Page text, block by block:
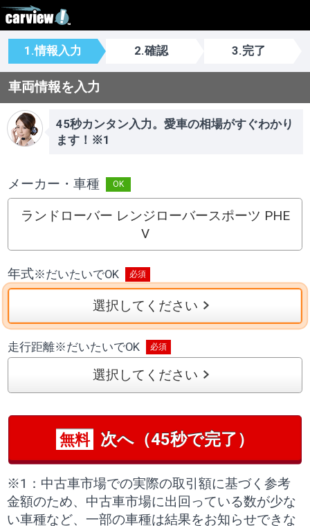
1.情報入力 2.確認 3.完了
車両情報を入力
45秒カンタン入力。愛車の相場がすぐわかり
ます！※1
メーカー・車種
ランドローバー レンジローバースポーツ PHE
V
年式※だいたいでOK
選択してください
走行距離※だいたいでOK
選択してください
無料 次へ（45秒で完了）
※1：中古車市場での実際の取引額に基づく参考
金額のため、中古車市場に出回っている数が少な
い車種など、一部の車種は結果をお知らせできな